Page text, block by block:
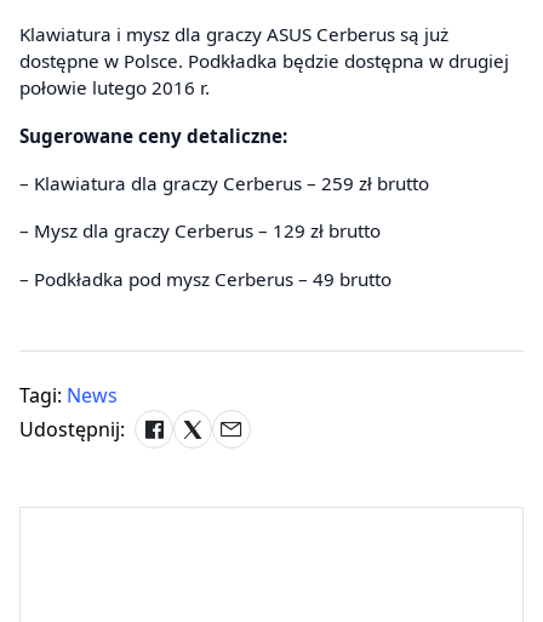
Klawiatura i mysz dla graczy ASUS Cerberus są już
dostępne w Polsce. Podkładka będzie dostępna w drugiej
połowie lutego 2016 r.
Sugerowane ceny detaliczne:
– Klawiatura dla graczy Cerberus – 259 zł brutto
– Mysz dla graczy Cerberus – 129 zł brutto
– Podkładka pod mysz Cerberus – 49 brutto
Tagi: News
Udostępnij: